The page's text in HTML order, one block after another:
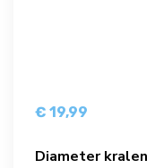
€ 19,99
Diameter kralen